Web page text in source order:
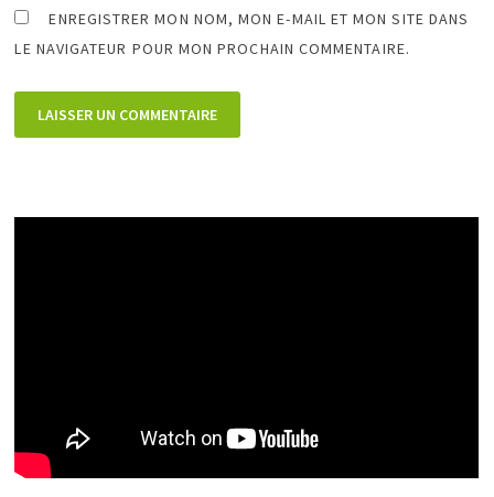
ENREGISTRER MON NOM, MON E-MAIL ET MON SITE DANS
LE NAVIGATEUR POUR MON PROCHAIN COMMENTAIRE.